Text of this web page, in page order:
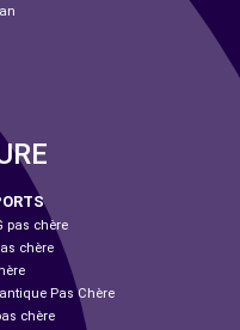
pas chère
chère
Pas Chère
chère